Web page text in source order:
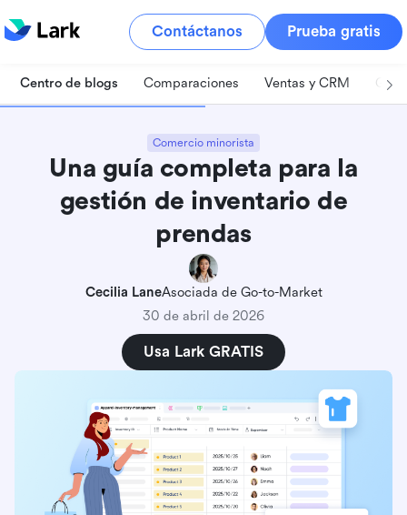
Contáctanos Prueba gratis
Centro de blogs Comparaciones Ventas y CRM
Comercio minorista
Una guía completa para la
gestión de inventario de
prendas
Cecilia LaneAsociada de Go-to-Market
30 de abril de 2026
Usa Lark GRATIS